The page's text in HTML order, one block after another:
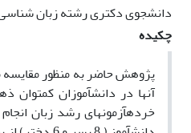
دانشجوی دکتری رشته زبان
چکیده
پژوهش حاضر به منظور مقایسه
آنها در دانش­آموزان